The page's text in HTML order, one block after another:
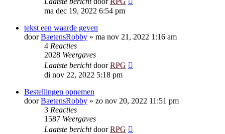
ma dec 19, 2022 6:54 pm
tekst een waarde geven
doorBaetensRobby » ma nov 21, 2022 1:16 am
4 Reacties
2028 Weergaves
Laatste berichtdoorRPG
di nov 22, 2022 5:18 pm
Bestellingen opnemen
doorBaetensRobby » zo nov 20, 2022 11:51 pm
3 Reacties
1587 Weergaves
Laatste berichtdoorRPG